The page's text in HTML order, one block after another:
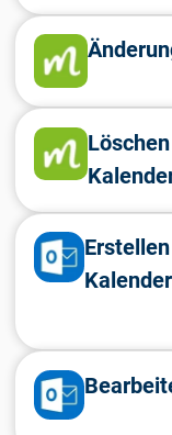
Kalender